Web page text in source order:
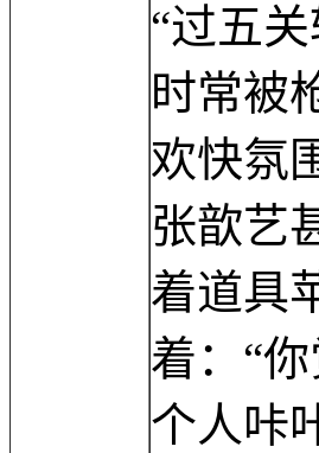
“过五
时常被
欢快氛
张歆艺
着道具
着：“
个人咔